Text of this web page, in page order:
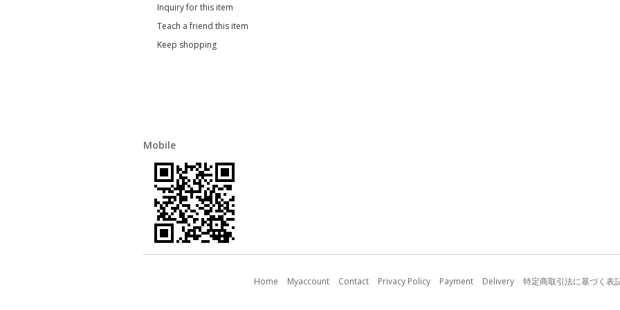
Inquiry for this item
Teach a friend this item
Keep shopping
Mobile
Home Myaccount Contact Privacy Policy Payment Delivery 特定商取引法に基づく表